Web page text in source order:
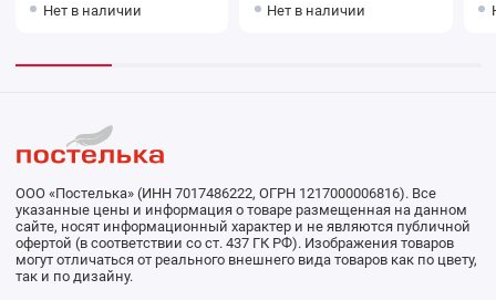
серии Pure Harmony, 300
Нет в наличии
Pure Harmony, 150 мл
Нет в наличии
ООО «Постелька» (ИНН 7017486222, ОГРН 1217000006816). Все
указанные цены и информация о товаре размещенная на данном
сайте, носят информационный характер и не являются публичной
офертой (в соответствии со ст. 437 ГК РФ). Изображения товаров
могут отличаться от реального внешнего вида товаров как по цвету,
так и по дизайну.